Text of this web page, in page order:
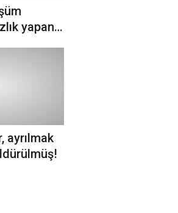
yapan
ayrılmak